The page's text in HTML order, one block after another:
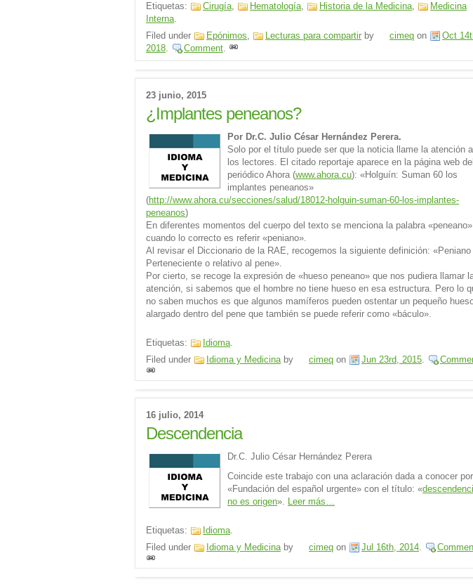
Etiquetas: Cirugía, Hematología, Historia de la Medicina,
Medicina
Interna.
Filed under
Epónimos, Lecturas para compartir by cimeq on
Oct
2018. Comment.
23 junio, 2015
¿Implantes peneanos?
Por Dr.C. Julio César Hernández Perera.
Solo por el título puede ser que la noticia llame la atención a
los lectores. El citado reportaje aparece en la página web del
periódico Ahora (www.ahora.cu): «Holguín: Suman 60 los
implantes peneanos»
(http://www.ahora.cu/secciones/salud/18012-holguin-suman-60-los-implantes-
peneanos)
En diferentes momentos del cuerpo del texto se menciona la palabra
cuando lo correcto es referir «peniano».
Al revisar el Diccionario de la RAE, recogemos la siguiente definición: «Peniano
Perteneciente o relativo al pene».
Por cierto, se recoge la expresión de «hueso peneano» que nos pudiera llamar
atención, si sabemos que el hombre no tiene hueso en esa estructura. Pero lo
no saben muchos es que algunos mamíferos pueden ostentar un pequeño
alargado dentro del pene que también se puede referir como «báculo».
Etiquetas: Idioma.
Filed under
Idioma y Medicinaby cimeq on Jun 23rd, 2015.
16 julio, 2014
Descendencia
Dr.C. Julio César Hernández Perera
Coincide este trabajo con una aclaración dada a conocer
«Fundación del español urgente» con el título: «
no es origen». Leer más…
Etiquetas: Idioma.
Filed under
Idioma y Medicinaby cimeq on Jul 16th, 2014.